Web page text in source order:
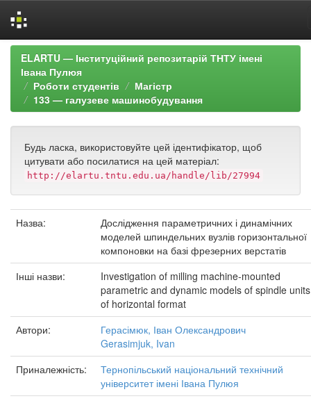
Skip
navigation
ELARTU — Інституційний репозитарій ТНТУ імені
Івана Пулюя
Роботи студентів
Магістр
133 — галузеве машинобудування
Будь ласка, використовуйте цей ідентифікатор, щоб
цитувати або посилатися на цей матеріал:
http://elartu.tntu.edu.ua/handle/lib/27994
Назва:
Дослідження параметричних і динамічних
моделей шпиндельних вузлів горизонтальної
компоновки на базі фрезерних верстатів
Інші назви:
Investigation of milling machine-mounted
parametric and dynamic models of spindle units
of horizontal format
Автори:
Герасімюк, Іван Олександрович
Gerasimjuk, Ivan
Приналежність:
Тернопільський національний технічний
університет імені Івана Пулюя